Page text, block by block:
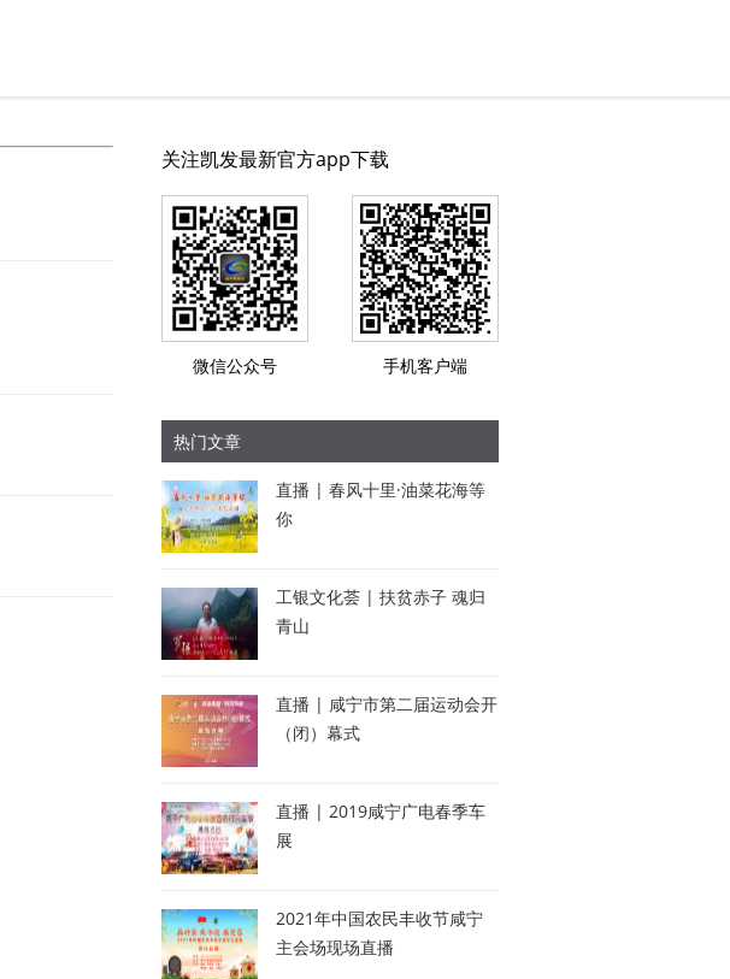
关注凯发最新官方app下载
微信公众号 手机客户端
热门文章
直播 | 春风十里·油菜花海等
你
工银文化荟 | 扶贫赤子 魂归
青山
直播 | 咸宁市第二届运动会开
（闭）幕式
直播 | 2019咸宁广电春季车
展
2021年中国农民丰收节咸宁
主会场现场直播